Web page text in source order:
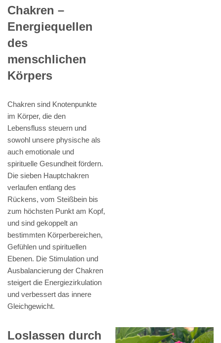
Chakren –
Energiequellen
des
menschlichen
Körpers
Chakren sind Knotenpunkte
im Körper, die den
Lebensfluss steuern und
sowohl unsere physische als
auch emotionale und
spirituelle Gesundheit fördern.
Die sieben Hauptchakren
verlaufen entlang des
Rückens, vom Steißbein bis
zum höchsten Punkt am Kopf,
und sind gekoppelt an
bestimmten Körperbereichen,
Gefühlen und spirituellen
Ebenen. Die Stimulation und
Ausbalancierung der Chakren
steigert die Energiezirkulation
und verbessert das innere
Gleichgewicht.
Loslassen durch